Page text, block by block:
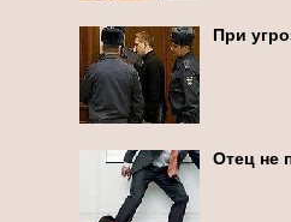
При
Отец не